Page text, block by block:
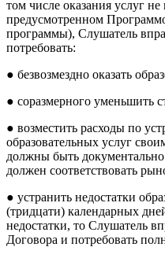
том числе оказания услуг
предусмотренном
программы), Слушатель
потребовать:
● безвозмездно оказать
● соразмерного уменьшить
● возместить расходы по
образовательных услуг
должны быть
должен соответствовать
● устранить недостатки
(тридцати) календарных
недостатки, то Слушатель
Договора и потребовать